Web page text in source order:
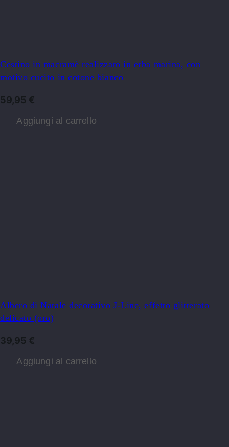
Cestino in macramè realizzato in erba marina, con
motivo cucito in cotone bianco
59,95 €
Aggiungi al carrello
Albero di Natale decorativo J-Line, effetto glitterato
delicato (oro)
39,95 €
Aggiungi al carrello